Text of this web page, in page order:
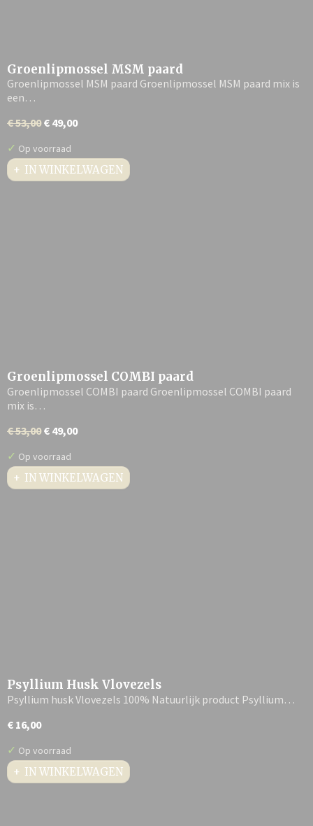
Groenlipmossel MSM paard
Groenlipmossel MSM paard Groenlipmossel MSM paard mix is
een…
€ 53,00 € 49,00
✓ Op voorraad
IN WINKELWAGEN
Groenlipmossel COMBI paard
Groenlipmossel COMBI paard Groenlipmossel COMBI paard
mix is…
€ 53,00 € 49,00
✓ Op voorraad
IN WINKELWAGEN
Psyllium Husk Vlovezels
Psyllium husk Vlovezels 100% Natuurlijk product Psyllium…
€ 16,00
✓ Op voorraad
IN WINKELWAGEN